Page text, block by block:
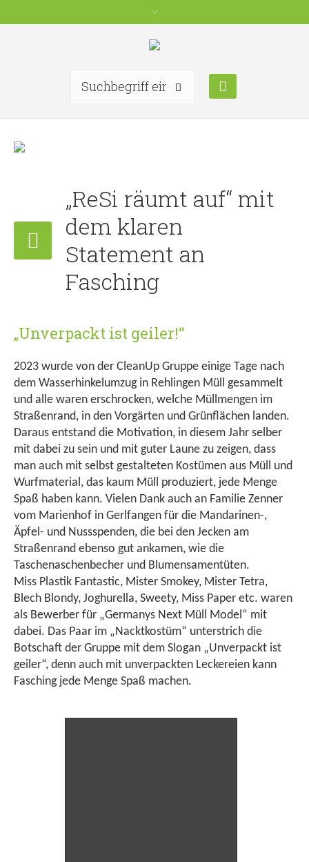
„ReSi räumt auf“ mit
dem klaren
Statement an
Fasching
„Unverpackt ist geiler!“
2023 wurde von der CleanUp Gruppe einige Tage nach
dem Wasserhinkelumzug in Rehlingen Müll gesammelt
und alle waren erschrocken, welche Müllmengen im
Straßenrand, in den Vorgärten und Grünflächen landen.
Daraus entstand die Motivation, in diesem Jahr selber
mit dabei zu sein und mit guter Laune zu zeigen, dass
man auch mit selbst gestalteten Kostümen aus Müll und
Wurfmaterial, das kaum Müll produziert, jede Menge
Spaß haben kann. Vielen Dank auch an Familie Zenner
vom Marienhof in Gerlfangen für die Mandarinen-,
Äpfel- und Nussspenden, die bei den Jecken am
Straßenrand ebenso gut ankamen, wie die
Taschenaschenbecher und Blumensamentüten.
Miss Plastik Fantastic, Mister Smokey, Mister Tetra,
Blech Blondy, Joghurella, Sweety, Miss Paper etc. waren
als Bewerber für „Germanys Next Müll Model“ mit
dabei. Das Paar im „Nacktkostüm“ unterstrich die
Botschaft der Gruppe mit dem Slogan „Unverpackt ist
geiler“, denn auch mit unverpackten Leckereien kann
Fasching jede Menge Spaß machen.